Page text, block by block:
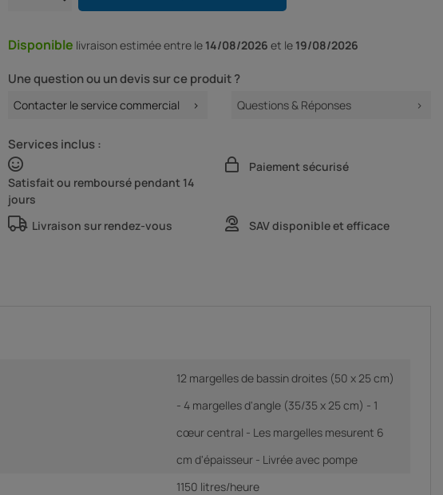
Disponible livraisonestimée entre le 14/08/2026 et le 19/08/2026
Une question ou un devis sur ce produit ?
Contacter le service commercial Questions & Réponses
Services inclus :
Satisfait ou remboursé pendant 14
jours
Paiement sécurisé
Livraison sur rendez-vous SAV disponible et efficace
12 margelles de bassin droites (50 x 25 cm)
- 4 margelles d'angle (35/35 x 25 cm) - 1
cœur central - Les margelles mesurent 6
cm d'épaisseur - Livrée avec pompe
1150 litres/heure